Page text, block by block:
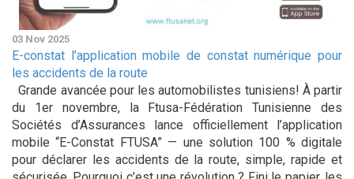
03 Nov 2025
E-constat l’application mobile de constat numérique pour
les accidents de la route
Grande avancée pour les automobilistes tunisiens! À partir
du 1er novembre, la Ftusa-Fédération Tunisienne des
Sociétés d’Assurances lance officiellement l’application
mobile “E-Constat FTUSA” — une solution 100 % digitale
pour déclarer les accidents de la route, simple, rapide et